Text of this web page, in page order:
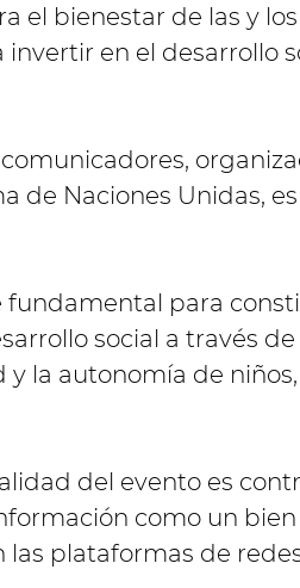
el bienestar de las y
en el desarrollo
de Naciones Unidas,
para
social a través
la autonomía de
del evento es
como un
plataformas de